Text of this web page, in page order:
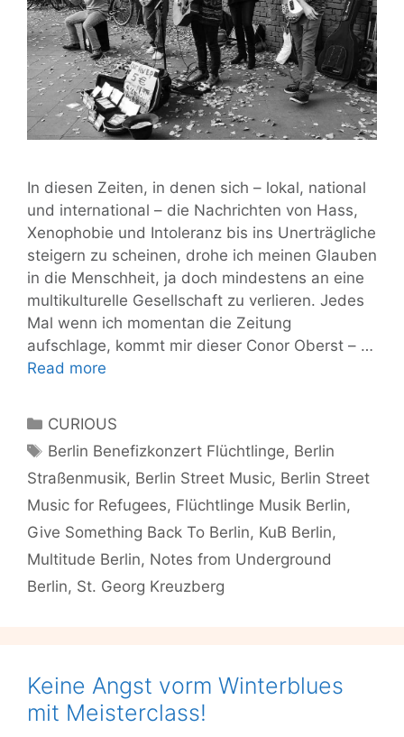
In diesen Zeiten, in denen sich – lokal, national
und international – die Nachrichten von Hass,
Xenophobie und Intoleranz bis ins Unerträgliche
steigern zu scheinen, drohe ich meinen Glauben
in die Menschheit, ja doch mindestens an eine
multikulturelle Gesellschaft zu verlieren. Jedes
Mal wenn ich momentan die Zeitung
aufschlage, kommt mir dieser Conor Oberst – …
Read more
muss
man
keine
Angst
haben:
Street
Music
Categories
CURIOUS
Tags
Berlin Benefizkonzert Flüchtlinge, Berlin
Straßenmusik, Berlin Street Music, Berlin Street
Music for Refugees, Flüchtlinge Musik Berlin,
Give Something Back To Berlin, KuB Berlin,
Multitude Berlin, Notes from Underground
Berlin, St. Georg Kreuzberg
Keine Angst vorm Winterblues
mit Meisterclass!